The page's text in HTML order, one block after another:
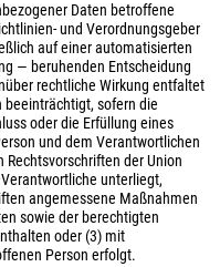
Daten betroffene
und Verordnungsgeber
auf einer automatisierten
— beruhenden Entscheidung
rechtliche Wirkung entfaltet
beeinträchtigt, sofern die
oder die Erfüllung eines
und dem Verantwortlichen
der Union
unterliegt,
angemessene Maßnahmen
sowie der berechtigten
oder (3) mit
Person erfolgt.